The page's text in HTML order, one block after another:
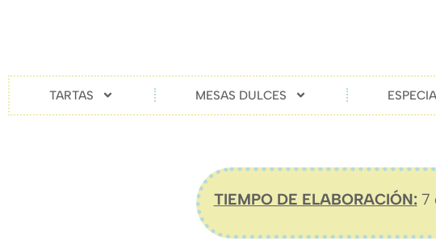
TARTAS MESAS DULCES
TIEMPO DE ELABORACIÓN:7